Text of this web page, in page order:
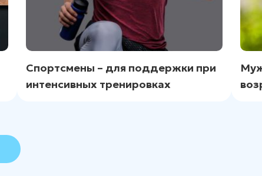
Спортсмены – для поддержки при
интенсивных тренировках